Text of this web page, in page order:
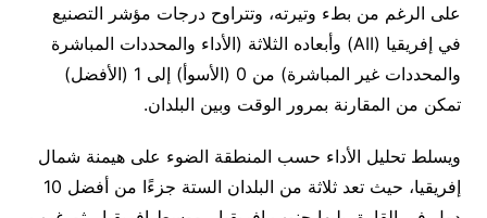
على الرغم من بطء وتيرته، وتتراوح درجات مؤشر التصنيع
في إفريقيا (AII) وأبعاده الثلاثة (الأداء والمحددات المباشرة
والمحددات غير المباشرة) من 0 (الأسوأ) إلى 1 (الأفضل)
تمكن من المقارنة بمرور الوقت وبين البلدان.
ويسلط تحليل الأداء حسب المنطقة الضوء على هيمنة شمال
إفريقيا، حيث تعد ثلاثة من البلدان الستة جزءًا من أفضل 10